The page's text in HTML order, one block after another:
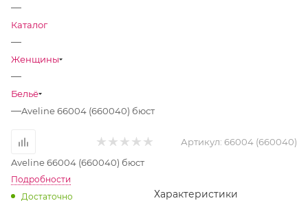
—
Каталог
—
Женщины
—
Бельё
—Aveline 66004 (660040) бюст
Артикул: 66004 (660040)
Aveline 66004 (660040) бюст
Подробности
Достаточно
Характеристики